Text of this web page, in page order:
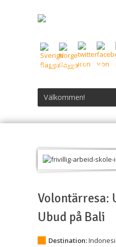
076-56 03 844
Välkommen!
Volontärresa:
Ubud på Bali
Destination: